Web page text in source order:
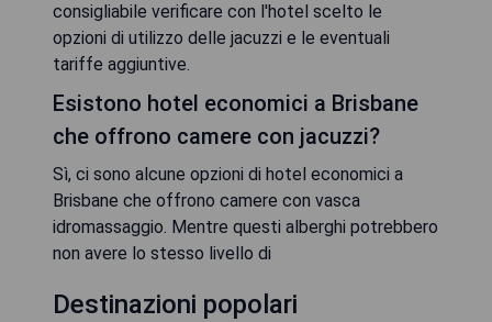
consigliabile verificare con l'hotel scelto le
opzioni di utilizzo delle jacuzzi e le eventuali
tariffe aggiuntive.
Esistono hotel economici a Brisbane
che offrono camere con jacuzzi?
Sì, ci sono alcune opzioni di hotel economici a
Brisbane che offrono camere con vasca
idromassaggio. Mentre questi alberghi potrebbero
non avere lo stesso livello di
Destinazioni popolari